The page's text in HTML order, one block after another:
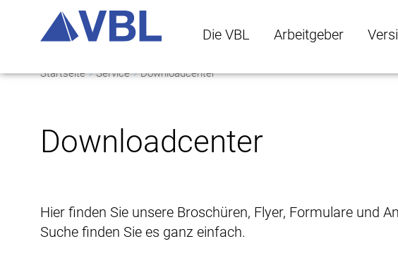
Die VBL Arbeitgeber
Startseite Service Downloadcenter
Downloadcenter
Hier finden Sie unsere Broschüren, Flyer, Formulare und
Suche finden Sie es ganz einfach.